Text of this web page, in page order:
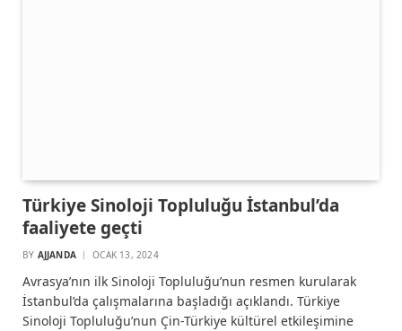
Türkiye Sinoloji Topluluğu İstanbul’da
faaliyete geçti
BY AJJANDA OCAK 13, 2024
Avrasya’nın ilk Sinoloji Topluluğu’nun resmen kurularak
İstanbul’da çalışmalarına başladığı açıklandı. Türkiye
Sinoloji Topluluğu’nun Çin-Türkiye kültürel etkileşimine